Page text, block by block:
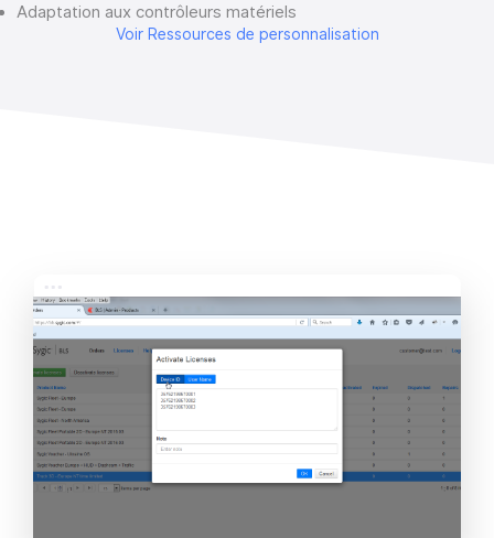
Adaptation aux contrôleurs matériels
Voir Ressources de personnalisation